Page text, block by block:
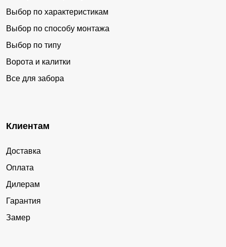
Выбор по характеристикам
Выбор по способу монтажа
Выбор по типу
Ворота и калитки
Все для забора
Клиентам
Доставка
Оплата
Дилерам
Гарантия
Замер